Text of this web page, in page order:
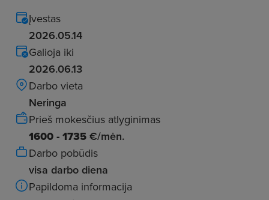
Įvestas
2026.05.14
Galioja iki
2026.06.13
Darbo vieta
Neringa
Prieš mokesčius atlyginimas
1600 - 1735 €/mėn.
Darbo pobūdis
visa darbo diena
Papildoma informacija